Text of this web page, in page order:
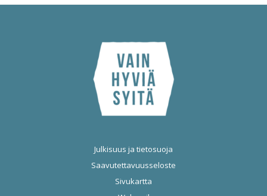
Julkisuus ja tietosuoja
Saavutettavuusseloste
Sivukartta